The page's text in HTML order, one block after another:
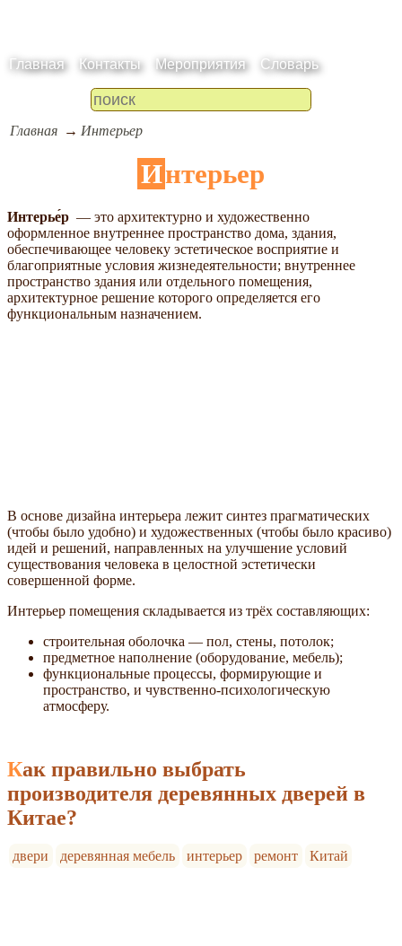
Главная Контакты Мероприятия Словарь
Главная Интерьер
Интерьер
Интерье́р — это архитектурно и художественно
оформленное внутреннее пространство дома, здания,
обеспечивающее человеку эстетическое восприятие и
благоприятные условия жизнедеятельности; внутреннее
пространство здания или отдельного помещения,
архитектурное решение которого определяется его
функциональным назначением.
В основе дизайна интерьера лежит синтез прагматических
(чтобы было удобно) и художественных (чтобы было красиво)
идей и решений, направленных на улучшение условий
существования человека в целостной эстетически
совершенной форме.
Интерьер помещения складывается из трёх составляющих:
строительная оболочка — пол, стены, потолок;
предметное наполнение (оборудование, мебель);
функциональные процессы, формирующие и
пространство, и чувственно-психологическую
атмосферу.
Как правильно выбрать
производителя деревянных дверей в
Китае?
двери деревянная мебель интерьер ремонт Китай